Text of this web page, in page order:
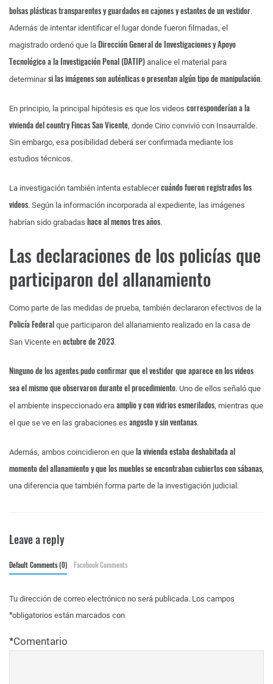
bolsas plásticas transparentes y guardados en cajones y estantes de un vestidor.
Además de intentar identificar el lugar donde fueron filmadas, el
magistrado ordenó que la Dirección General de Investigaciones y Apoyo
Tecnológico a la Investigación Penal (DATIP) analice el material para
determinarsi las imágenes son auténticas o presentan algún tipo de manipulación.
En principio, la principal hipótesis es que los videos corresponderían a la
vivienda del country Fincas San Vicente, donde Cirio convivió con Insaurralde.
Sin embargo, esa posibilidad deberá ser confirmada mediante los
estudios técnicos.
La investigación también intenta establecercuándo fueron registrados los
videos. Según la información incorporada al expediente, las imágenes
habrían sido grabadas hace al menos tres años.
Las declaraciones de los policías que
participaron del allanamiento
Como parte de las medidas de prueba, también declararon efectivos de la
Policía Federal que participaron del allanamiento realizado en la casa de
San Vicente en octubre de 2023.
Ninguno de los agentes pudo confirmar que el vestidor que aparece en los videos
sea el mismo que observaron durante el procedimiento. Uno de ellos señaló que
el ambiente inspeccionado era amplio y con vidrios esmerilados, mientras que
el que se ve en las grabaciones es angosto y sin ventanas.
Además, ambos coincidieron en que la vivienda estaba deshabitada al
momento del allanamiento y que los muebles se encontraban cubiertos con sábanas,
una diferencia que también forma parte de la investigación judicial.
Leave a reply
Default Comments (0) Facebook Comments
Tu dirección de correo electrónico no será publicada. Los campos
obligatorios están marcados con
*
Comentario
*